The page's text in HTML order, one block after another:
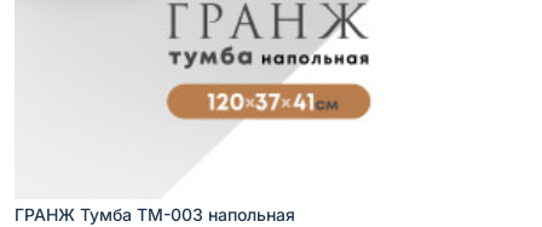
ГРАНЖ Тумба ТМ-003 напольная